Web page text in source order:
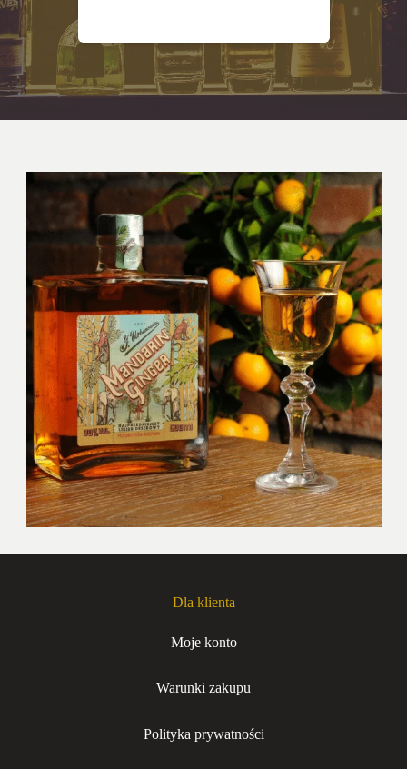
Dla klienta
Moje konto
Warunki zakupu
Polityka prywatności